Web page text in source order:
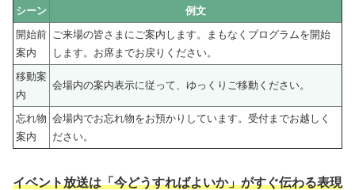
シーン
例文
開始前
案内
ご来場の皆さまにご案内します。まもなくプログラムを開始
します。お席までお戻りください。
移動案
内
会場内の案内表示に従って、ゆっくりご移動ください。
忘れ物
案内
会場内でお忘れ物をお預かりしています。受付までお越しく
ださい。
イベント放送は「今どうすればよいか」がすぐ伝わる表現